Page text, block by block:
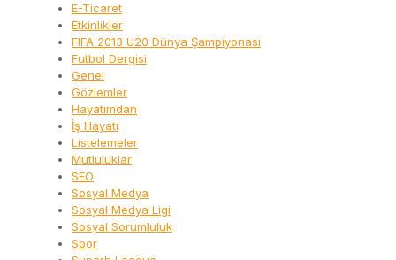
E-Ticaret
Etkinlikler
FIFA 2013 U20 Dünya Şampiyonası
Futbol Dergisi
Genel
Gözlemler
Hayatımdan
İş Hayatı
Listelemeler
Mutluluklar
SEO
Sosyal Medya
Sosyal Medya Ligi
Sosyal Sorumluluk
Spor